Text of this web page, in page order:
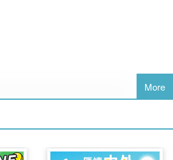
布之前，乾隆朝《紅樓夢》便已風行，
談不說《紅樓夢》，讀盡詩書是枉然之
清廷發布對《紅樓夢》等書的禁令時，
紳，下至庶民百姓，甚至足不出里闈的
。而且還掀起了評點、研究熱，乃至形
代大學者黃遵憲說它：乃開天辟地、從
月爭光，萬古不磨。近代著名翻譯家林
紅樓夢是中國文學史上的瑰寶，它的超
，當代著名工筆重彩畫家玉田的空前杰
More